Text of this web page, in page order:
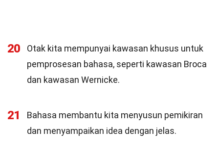
20
Otak kita mempunyai kawasan khusus untuk
pemprosesan bahasa, seperti kawasan Broca
dan kawasan Wernicke.
21
Bahasa membantu kita menyusun pemikiran
dan menyampaikan idea dengan jelas.